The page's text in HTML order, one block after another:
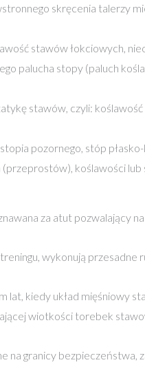
skręcenia talerzy
stawów łokciowych,
palucha stopy (paluch
stawów, czyli:
pozornego, stóp
koślawości lub
za atut pozwalający
wykonują przesadne
lat, kiedy układ mięśniowy
wiotkości torebek
na granicy bezpieczeństwa,